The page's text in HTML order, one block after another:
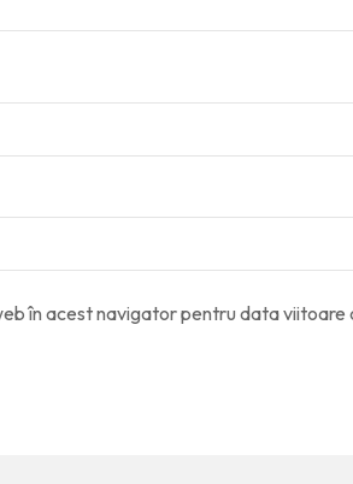
în acest navigator pentru data viitoare